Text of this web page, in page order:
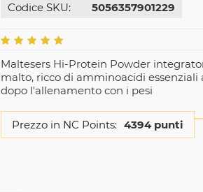
Codice SKU: 5056357901229
Maltesers Hi-Protein Powder
malto, ricco di amminoacidi essenziali
dopo l'allenamento con i pesi
Prezzo in NC Points: 4394 punti